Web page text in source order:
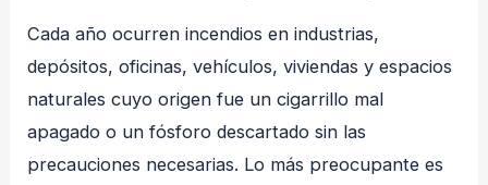
Cada año ocurren incendios en industrias,
depósitos, oficinas, vehículos, viviendas y espacios
naturales cuyo origen fue un cigarrillo mal
apagado o un fósforo descartado sin las
precauciones necesarias. Lo más preocupante es